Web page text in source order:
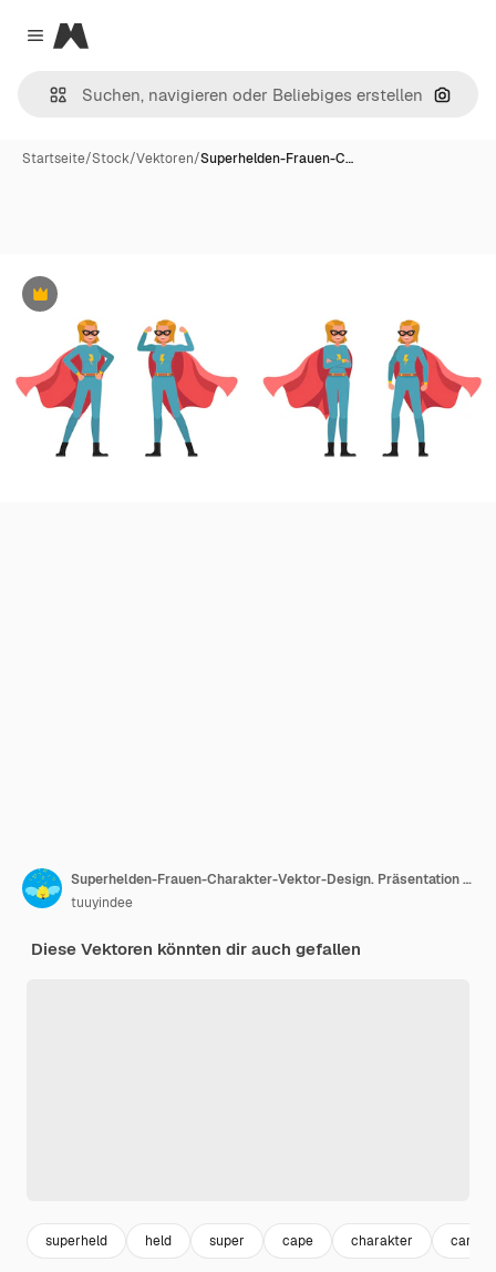
Close menu
Magnific
Nach
Startseite/Stock/Vektoren/Superhelden-Frauen-C…
Premium
Superhelden-Frauen-Charakter-Vektor-Design. Präsentation in verschiedenen Aktionen. Nummer 4
tuuyindee
Diese Vektoren könnten dir auch gefallen
superheld held super cape charakter